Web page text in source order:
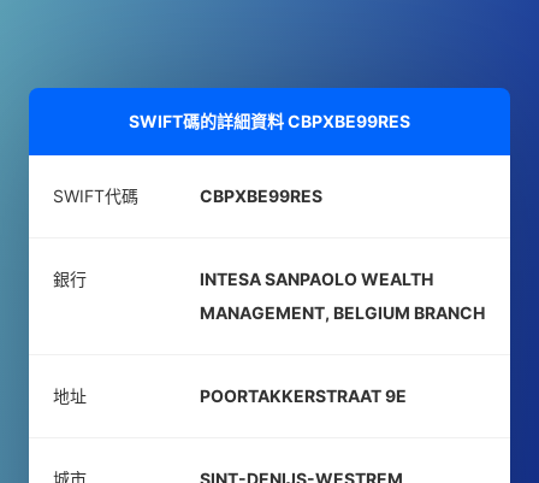
SWIFT碼的詳細資料CBPXBE99RES
SWIFT代碼 CBPXBE99RES
銀行
INTESA SANPAOLO WEALTH
MANAGEMENT, BELGIUM BRANCH
地址 POORTAKKERSTRAAT 9E
城市 SINT-DENIJS-WESTREM